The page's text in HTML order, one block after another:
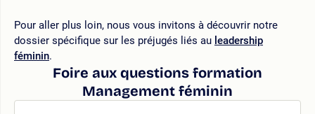
Pour aller plus loin, nous vous invitons à découvrir notre
dossier spécifique sur les préjugés liés au leadership
féminin.
Foire aux questions formation
Management féminin